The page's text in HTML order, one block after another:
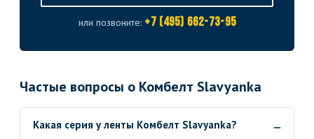
или позвоните: +7 (495) 662-73-95
Частые вопросы о Комбелт Slavyanka
Какая серия у ленты Комбелт Slavyanka?